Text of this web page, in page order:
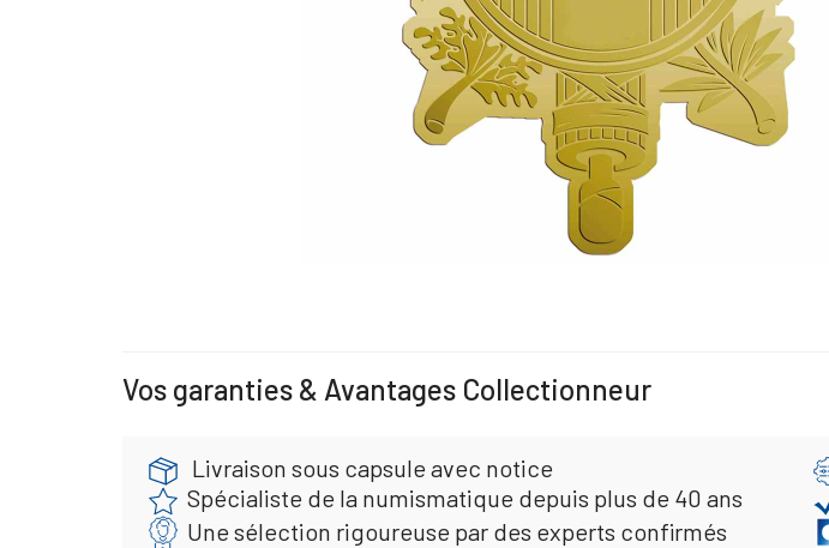
Vos garanties & Avantages Collectionneur
Livraison sous capsule avec notice
Spécialiste de la numismatique depuis plus de 40 ans
Une sélection rigoureuse par des experts confirmés